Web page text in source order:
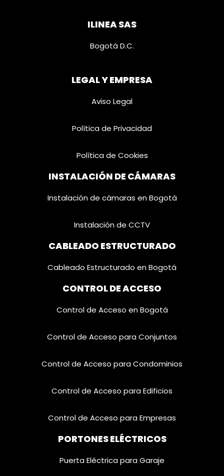
ILINEA SAS
Bogotá D.C.
LEGAL Y EMPRESA
Aviso Legal
Política de Privacidad
Política de Cookies
INSTALACIÓN DE CÁMARAS
Instalación de cámaras en Bogotá
Instalación de CCTV
CABLEADO ESTRUCTURADO
Cableado Estructurado en Bogotá
CONTROL DE ACCESO
Control de Acceso en Bogotá
Control de Acceso para Conjuntos
Control de Acceso para Condominios
Control de Acceso para Edificios
Control de Acceso para Empresas
PORTONES ELÉCTRICOS
Puerta Eléctrica para Garaje